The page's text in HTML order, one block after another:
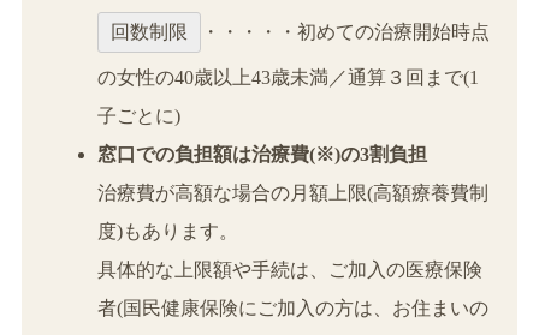
回数制限 ・・・・・初めての治療開始時点
の女性の40歳以上43歳未満／通算３回まで(1
子ごとに)
窓口での負担額は治療費(※)の3割負担
治療費が高額な場合の月額上限(高額療養費制
度)もあります。
具体的な上限額や手続は、ご加入の医療保険
者(国民健康保険にご加入の方は、お住まいの